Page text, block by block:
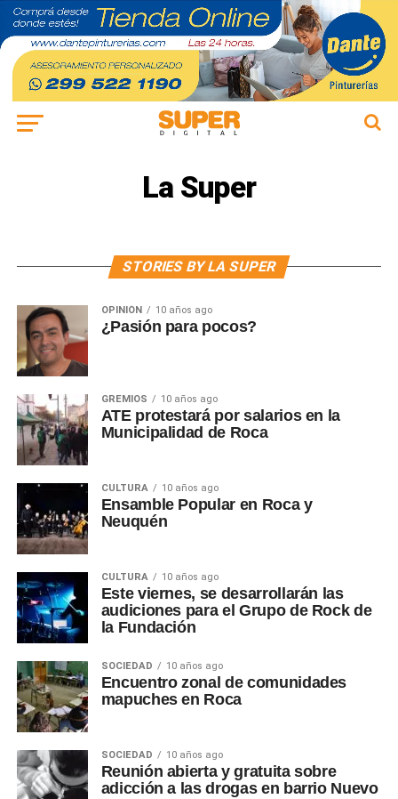
La Super
STORIES BY LA SUPER
OPINIÓN 10 años ago
¿Pasión para pocos?
GREMIOS 10 años ago
ATE protestará por salarios en la
Municipalidad de Roca
CULTURA 10 años ago
Ensamble Popular en Roca y
Neuquén
CULTURA 10 años ago
Este viernes, se desarrollarán las
audiciones para el Grupo de Rock de
la Fundación
SOCIEDAD 10 años ago
Encuentro zonal de comunidades
mapuches en Roca
SOCIEDAD 10 años ago
Reunión abierta y gratuita sobre
adicción a las drogas en barrio Nuevo